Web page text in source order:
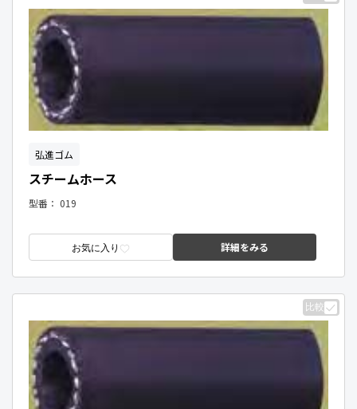
弘進ゴム
スチームホース
型番： 019
お気に入り 詳細をみる
比較